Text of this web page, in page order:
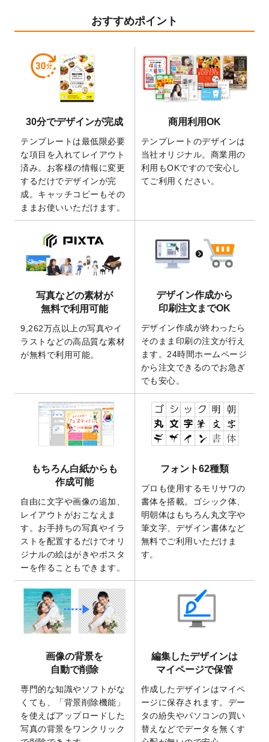
業効率を上げる便利な操作方法3選！
開いたしました。
暑中見舞いのデザインテンプレート
しました。
2026/5/28
【新商品】マグネットステッカーが作成で
きるようになりました！
の全4ステップを解説！」を公開いたしまし
た。
2026/4/23
コラム「 画像の配置・差し替え・トリミン
グ」「テンプレート間でパーツを流用する
方法」を公開いたしました。
2026/4/21
アクリルキーホルダーのデザインテンプレ
ート を追加いたしました。
りました！
2025/12/22
【新商品】アクリルキーホルダーが作成で
きるようになりました！
2025/12/22
2026年版4月始まりのカレンダーデザイン
テンプレート
を公開いたしました。
開いたしました。
2025/9/30
【新商品】クリアファイルバッグ が作成で
きるようになりました！
2026年午年の年賀状デザインテンプレート
を公開いたしました。
2025/9/10
喪中はがき・寒中見舞いのデザインテンプ
レートを公開いたしました。
2025/8/1
9,160万点以上の写真やイラスト素材が無料
2025/7/30
キャンバスプリントのデザインテンプレー
トを追加いたしました。
2025/6/30
暑中見舞いのデザインテンプレートを追加
しました。
2025/6/27
キャンバスプリントのデザインテンプレー
トを追加いたしました。
2025/6/24
2026年版1月始まりのカレンダーデザイン
テンプレートを公開いたしました。
2025/6/9
「背景削除機能
」を実装しました。
2025/4/3
DMのデザインテンプレートを追加しまし
た。
を追加しました。
マスキングテープのデザインテンプレート
を追加しました。
2025/1/15
配置できるデータ形式が増えました。
（pdf、psd、eps、tifに対応）
2024/12/24
2025年版4月始まりのカレンダーデザイン
おすすめポイント
30分でデザインが完成
テンプレートは最低限必要
な項目を入れてレイアウト
済み。お客様の情報に変更
するだけでデザインが完
成。キャッチコピーもその
ままお使いいただけます。
商用利用OK
テンプレートのデザインは
当社オリジナル。商業用の
利用もOKですので安心し
てご利用ください。
写真などの素材が
無料で利用可能
9,262万点以上の写真やイ
ラストなどの高品質な素材
が無料で利用可能。
デザイン作成から
印刷注文までOK
デザイン作成が終わったら
そのまま印刷の注文が行え
ます。24時間ホームページ
から注文できるのでお急ぎ
でも安心。
もちろん白紙からも
作成可能
自由に文字や画像の追加、
レイアウトがおこなえま
す。お手持ちの写真やイラ
ストを配置するだけでオリ
ジナルの絵はがきやポスタ
ーを作ることもできます。
フォント62種類
プロも使用するモリサワの
書体を搭載。ゴシック体、
明朝体はもちろん丸文字や
筆文字、デザイン書体など
無料でご利用いただけま
す。
画像の背景を
自動で削除
専門的な知識やソフトがな
くても、「背景削除機能」
を使えばアップロードした
写真の背景をワンクリック
編集したデザインは
マイページで保管
作成したデザインはマイペ
ージに保存されます。デー
タの紛失やパソコンの買い
替えなどでデータを無くす